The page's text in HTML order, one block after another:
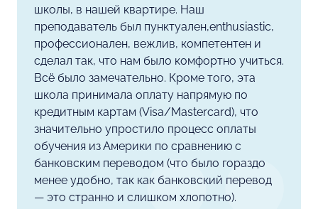
школы, в нашей квартире. Наш
преподаватель был пунктуален,enthusiastic,
профессионален, вежлив, компетентен и
сделал так, что нам было комфортно учиться.
Всё было замечательно. Кроме того, эта
школа принимала оплату напрямую по
кредитным картам (Visa/Mastercard), что
значительно упростило процесс оплаты
обучения из Америки по сравнению с
банковским переводом (что было гораздо
менее удобно, так как банковский перевод
— это странно и слишком хлопотно).